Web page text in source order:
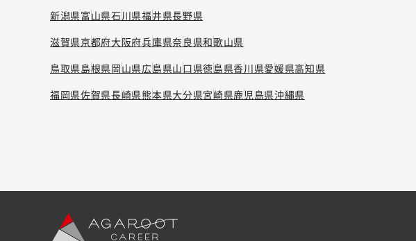
新潟県富山県石川県福井県長野県
滋賀県京都府大阪府兵庫県奈良県和歌山県
鳥取県島根県岡山県広島県山口県徳島県香川県愛媛県高知県
福岡県佐賀県長崎県熊本県大分県宮崎県鹿児島県沖縄県